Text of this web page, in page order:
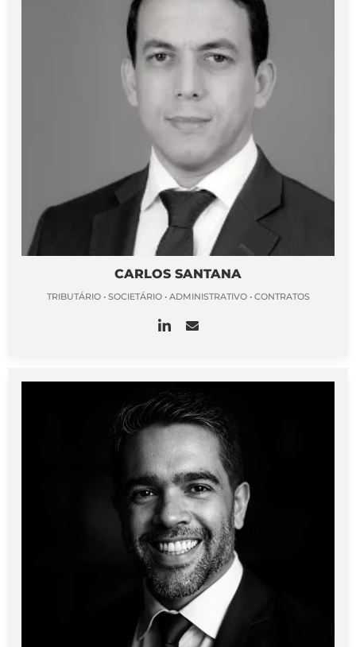
CARLOS SANTANA
TRIBUTÁRIO • SOCIETÁRIO • ADMINISTRATIVO • CONTRATOS